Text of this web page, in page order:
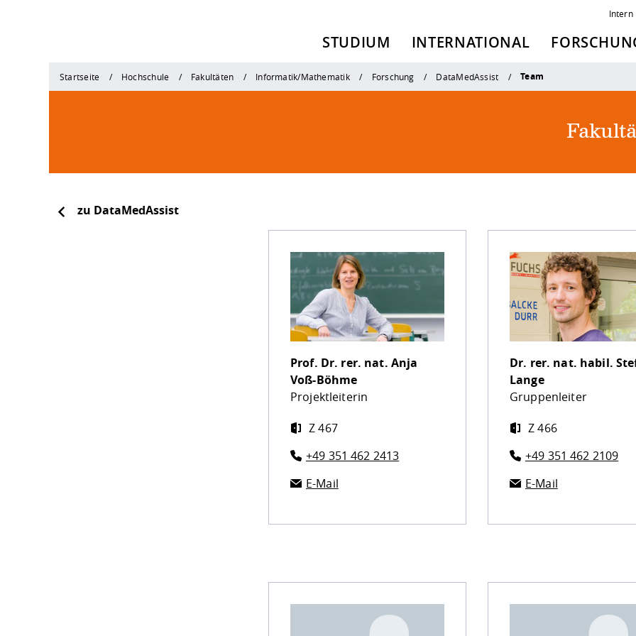
Intern
STUDIUM INTERNATIONAL
Startseite Hochschule Fakultäten Informatik/Mathematik Forschung DataMedAssist Team
zu DataMedAssist
Prof. Dr. rer. nat. Anja
Voß-Böhme
Projektleiterin
Z 467
+49 351 462 2413
E-Mail
Dr. rer. nat. habil.
Lange
Gruppenleiter
Z 466
+49 351 462 2109
E-Mail